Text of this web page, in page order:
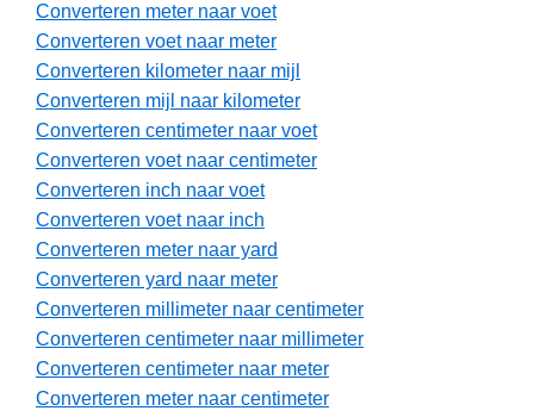
Converteren meter naar voet
Converteren voet naar meter
Converteren kilometer naar mijl
Converteren mijl naar kilometer
Converteren centimeter naar voet
Converteren voet naar centimeter
Converteren inch naar voet
Converteren voet naar inch
Converteren meter naar yard
Converteren yard naar meter
Converteren millimeter naar centimeter
Converteren centimeter naar millimeter
Converteren centimeter naar meter
Converteren meter naar centimeter